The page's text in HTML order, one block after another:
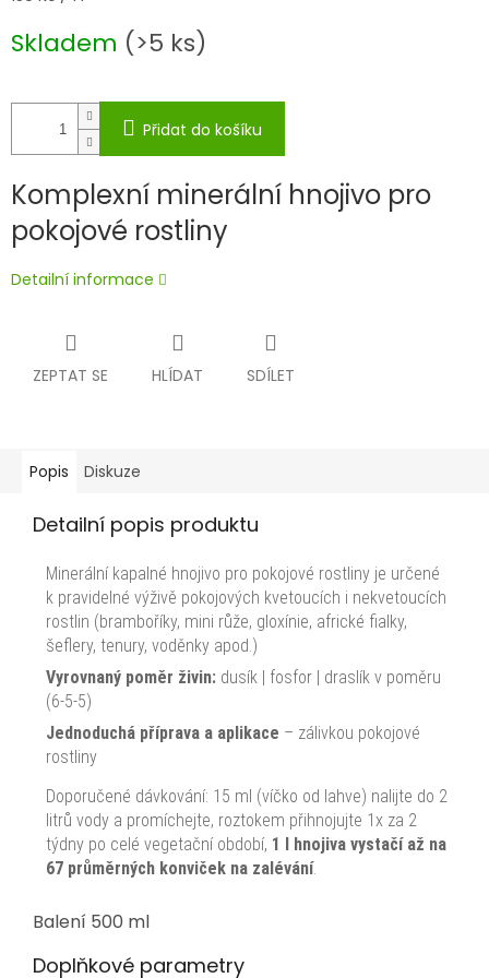
Skladem (>5 ks)
Přidat do košíku
Komplexní minerální hnojivo pro
pokojové rostliny
Detailní informace
ZEPTAT SE HLÍDAT SDÍLET
Popis Diskuze
Detailní popis produktu
Minerální kapalné hnojivo pro pokojové rostliny je určené
k pravidelné výživě pokojových kvetoucích i nekvetoucích
rostlin (bramboříky, mini růže, gloxínie, africké fialky,
šeflery, tenury, voděnky apod.)
Vyrovnaný poměr živin: dusík | fosfor | draslík v poměru
(6-5-5)
Jednoduchá příprava a aplikace – zálivkou pokojové
rostliny
Doporučené dávkování: 15 ml (víčko od lahve) nalijte do 2
litrů vody a promíchejte, roztokem přihnojujte 1x za 2
týdny po celé vegetační období, 1 l hnojiva vystačí až na
67 průměrných konviček na zalévání.
Balení 500 ml
Doplňkové parametry